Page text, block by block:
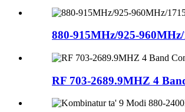
880-915MHz/925-
RF 703-2689.9MHZ 4